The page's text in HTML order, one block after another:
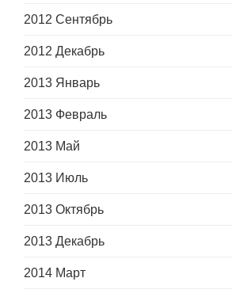
2012 Сентябрь
2012 Декабрь
2013 Январь
2013 Февраль
2013 Май
2013 Июль
2013 Октябрь
2013 Декабрь
2014 Март